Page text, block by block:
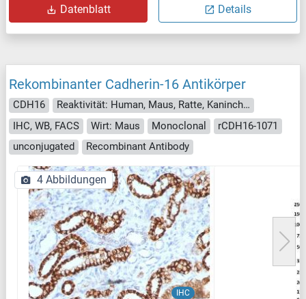
Datenblatt Details
Rekombinanter Cadherin-16 Antikörper
CDH16
Reaktivität: Human, Maus, Ratte, Kaninchen, Hund
IHC, WB, FACS
Wirt: Maus Monoclonal
rCDH16-1071
unconjugated
Recombinant Antibody
IHC
4 Abbildungen